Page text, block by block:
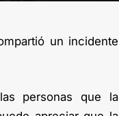
un incidente
personas que la